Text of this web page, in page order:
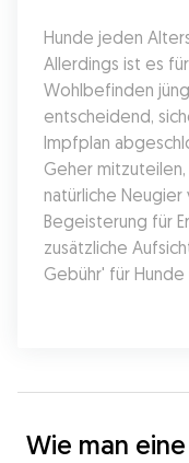
Hunde jeden
Allerdings ist es
Wohlbefinden
entscheidend,
Impfplan
Geher
natürliche
Begeisterung für
zusätzliche
Gebühr' für
Wie man